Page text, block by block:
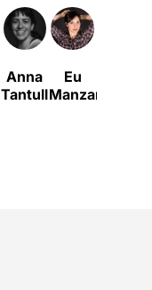
Anna
Tantull
Eu
Manzanares